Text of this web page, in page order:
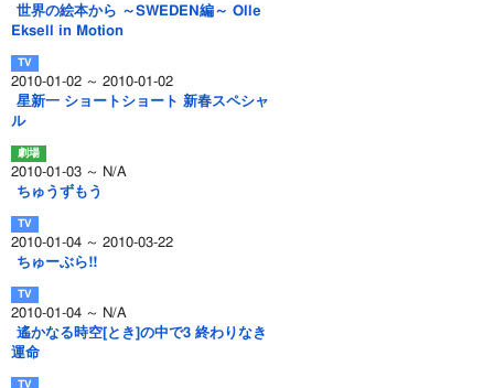
世界の絵本から ～SWEDEN編～ Olle
Eksell in Motion
2010-01-02 ～ 2010-01-02
星新一 ショートショート 新春スペシャ
ル
2010-01-03 ～ N/A
ちゅうずもう
2010-01-04 ～ 2010-03-22
ちゅーぶら!!
2010-01-04 ～ N/A
遙かなる時空[とき]の中で3 終わりなき
運命